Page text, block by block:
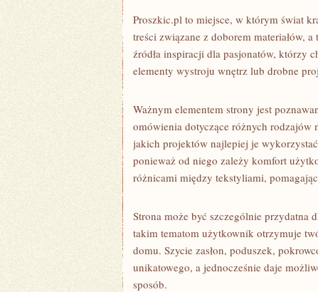
Proszkic.pl to miejsce, w którym świat
treści związane z doborem materiałów,
źródła inspiracji dla pasjonatów, którzy
elementy wystroju wnętrz lub drobne
Ważnym elementem strony jest
omówienia dotyczące różnych rodzajów
jakich projektów najlepiej je
ponieważ od niego zależy komfort
różnicami między tekstyliami,
Strona może być szczególnie przydatna
takim tematom użytkownik otrzymuje
domu. Szycie zasłon, poduszek,
unikatowego, a jednocześnie daje
sposób.